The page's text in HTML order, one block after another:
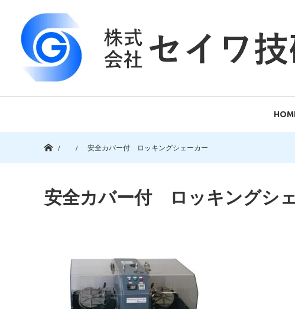
安全カバー付 ロッキングシェーカー
安全カバー付 ロッキングシ